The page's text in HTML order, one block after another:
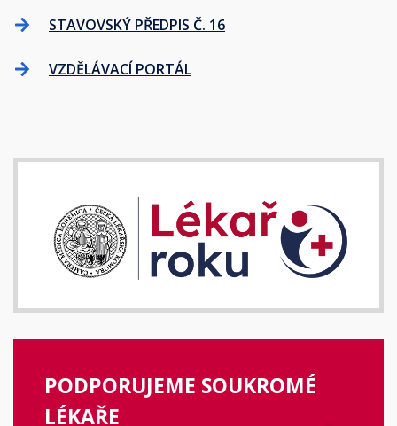
STAVOVSKÝ PŘEDPIS Č. 16
VZDĚLÁVACÍ PORTÁL
PODPORUJEME SOUKROMÉ
LÉKAŘE